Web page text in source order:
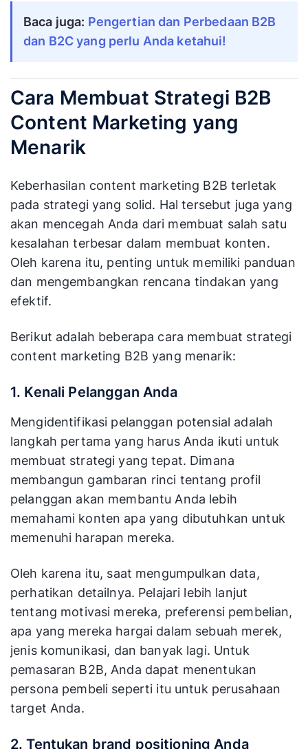
Baca juga: Pengertian dan Perbedaan B2B
dan B2C yang perlu Anda ketahui!
Cara Membuat Strategi B2B
Content Marketing yang
Menarik
Keberhasilan content marketing B2B terletak
pada strategi yang solid. Hal tersebut juga yang
akan mencegah Anda dari membuat salah satu
kesalahan terbesar dalam membuat konten.
Oleh karena itu, penting untuk memiliki panduan
dan mengembangkan rencana tindakan yang
efektif.
Berikut adalah beberapa cara membuat strategi
content marketing B2B yang menarik:
1. Kenali Pelanggan Anda
Mengidentifikasi pelanggan potensial adalah
langkah pertama yang harus Anda ikuti untuk
membuat strategi yang tepat. Dimana
membangun gambaran rinci tentang profil
pelanggan akan membantu Anda lebih
memahami konten apa yang dibutuhkan untuk
memenuhi harapan mereka.
Oleh karena itu, saat mengumpulkan data,
perhatikan detailnya. Pelajari lebih lanjut
tentang motivasi mereka, preferensi pembelian,
apa yang mereka hargai dalam sebuah merek,
jenis komunikasi, dan banyak lagi. Untuk
pemasaran B2B, Anda dapat menentukan
persona pembeli seperti itu untuk perusahaan
target Anda.
2. Tentukan brand positioning Anda